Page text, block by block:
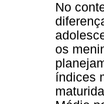
No
os
índices